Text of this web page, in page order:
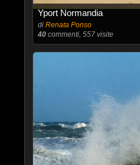
Yport Normandia
di Renata Ponso
40commenti, 557 visite